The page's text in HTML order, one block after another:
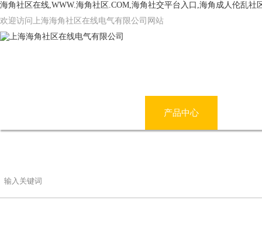
海角社区在线,WWW.海角社区.COM,海角社交平台入口,海角成人伦乱社
欢迎访问上海海角社区在线电气有限公司网站
产品中心